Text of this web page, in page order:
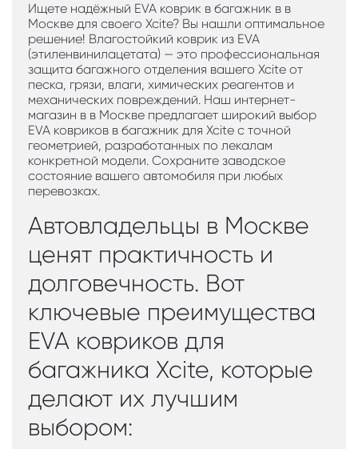
Ищете надёжный EVA коврик в багажник в в
Москве для своего Xcite? Вы нашли оптимальное
решение! Влагостойкий коврик из EVA
(этиленвинилацетата) — это профессиональная
защита багажного отделения вашего Xcite от
песка, грязи, влаги, химических реагентов и
механических повреждений. Наш интернет-
магазин в в Москве предлагает широкий выбор
EVA ковриков в багажник для Xcite с точной
геометрией, разработанных по лекалам
конкретной модели. Сохраните заводское
состояние вашего автомобиля при любых
перевозках.
Автовладельцы в Москве
ценят практичность и
долговечность. Вот
ключевые преимущества
EVA ковриков для
багажника Xcite, которые
делают их лучшим
выбором: